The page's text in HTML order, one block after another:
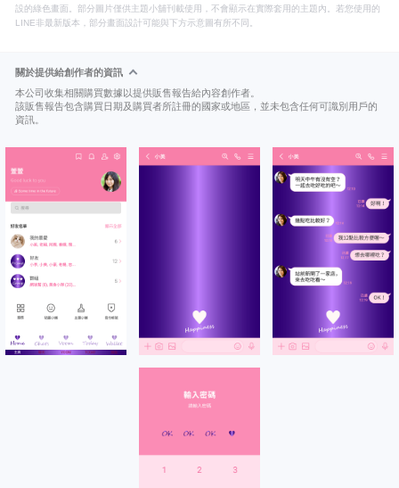
設的綠色畫面。部分圖片僅供主題小舖刊載使用，不會顯示在實際套用的主題內。若您使用的
LINE非最新版本，部分畫面設計可能與下方示意圖有所不同。
關於提供給創作者的資訊
本公司收集相關購買數據以提供販售報告給內容創作者。
該販售報告包含購買日期及購買者所註冊的國家或地區，並未包含任何可識別用戶的
資訊。